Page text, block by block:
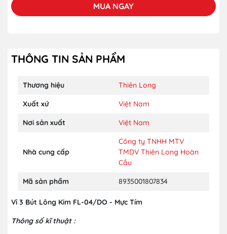
MUA NGAY
THÔNG TIN SẢN PHẨM
Thương hiệu Thiên Long
Xuất xứ Việt Nam
Nơi sản xuất Việt Nam
Nhà cung cấp
Công ty TNHH MTV
TMDV Thiên Long Hoàn
Cầu
Mã sản phẩm 8935001807834
Vỉ 3 Bút Lông Kim FL-04/DO - Mực Tím
Thông số kĩ thuật :